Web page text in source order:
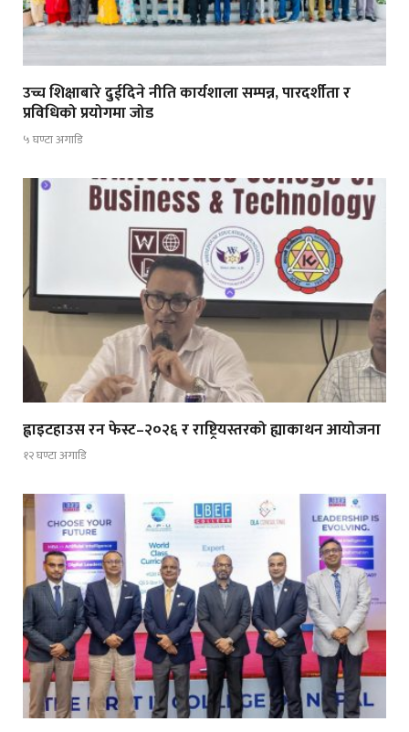
उच्च शिक्षाबारे दुईदिने नीति कार्यशाला सम्पन्न, पारदर्शीता र
प्रविधिको प्रयोगमा जोड
५ घण्टा अगाडि
ह्वाइटहाउस रन फेस्ट–२०२६ र राष्ट्रियस्तरको ह्याकाथन आयोजना
१२ घण्टा अगाडि